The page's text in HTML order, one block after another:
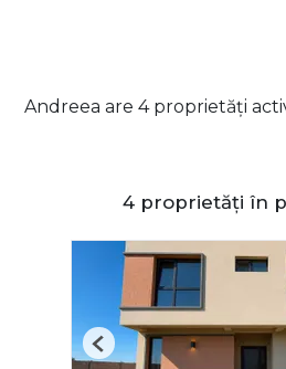
Andreea are 4 proprietăți
4 proprietăți în
Previous